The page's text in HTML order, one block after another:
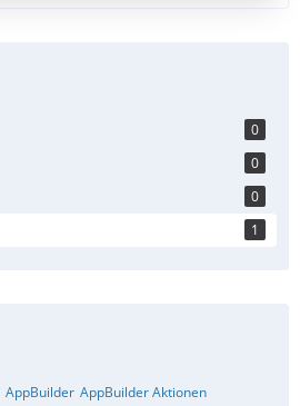
0
0
0
1
AppBuilder AppBuilder Aktionen